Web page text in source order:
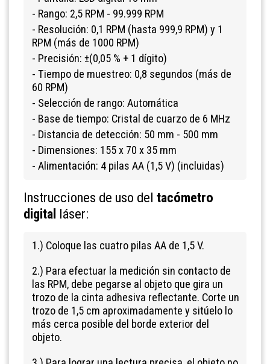
- Rango: 2,5 RPM - 99.999 RPM
- Resolución: 0,1 RPM (hasta 999,9 RPM) y 1
RPM (más de 1000 RPM)
- Precisión: ±(0,05 % + 1 dígito)
- Tiempo de muestreo: 0,8 segundos (más de
60 RPM)
- Selección de rango: Automática
- Base de tiempo: Cristal de cuarzo de 6 MHz
- Distancia de detección: 50 mm - 500 mm
- Dimensiones: 155 x 70 x 35 mm
- Alimentación: 4 pilas AA (1,5 V) (incluidas)
Instrucciones de uso del tacómetro
digital láser:
1.) Coloque las cuatro pilas AA de 1,5 V.
2.) Para efectuar la medición sin contacto de
las RPM, debe pegarse al objeto que gira un
trozo de la cinta adhesiva reflectante. Corte un
trozo de 1,5 cm aproximadamente y sitúelo lo
más cerca posible del borde exterior del
objeto.